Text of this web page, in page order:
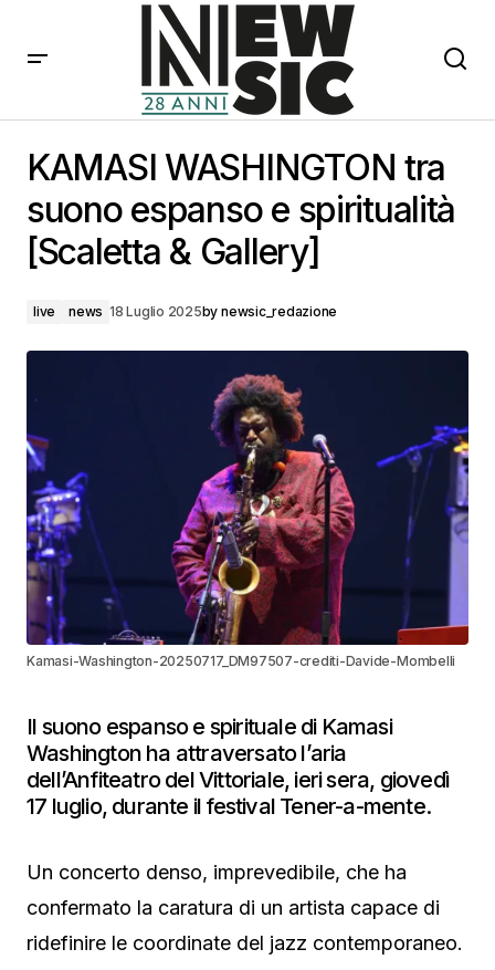
spiritualità [Scaletta & Gallery]
KAMASI WASHINGTON tra
suono espanso e spiritualità
[Scaletta & Gallery]
live news 18 Luglio 2025by newsic_redazione
Kamasi-Washington-20250717_DM97507-crediti-Davide-Mombelli
Il suono espanso e spirituale di Kamasi
Washington ha attraversato l’aria
dell’Anfiteatro del Vittoriale, ieri sera, giovedì
17 luglio, durante il festival Tener-a-mente.
Un concerto denso, imprevedibile, che ha
confermato la caratura di un artista capace di
ridefinire le coordinate del jazz contemporaneo.